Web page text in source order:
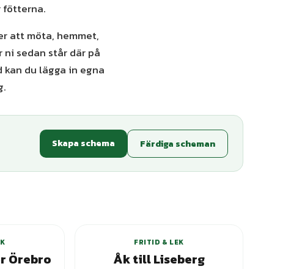
fötterna.
att möta, hemmet,
ni sedan står där på
du lägga in egna
Skapa schema Färdiga scheman
Örebro
FRITID & LEK
Åk till Liseberg